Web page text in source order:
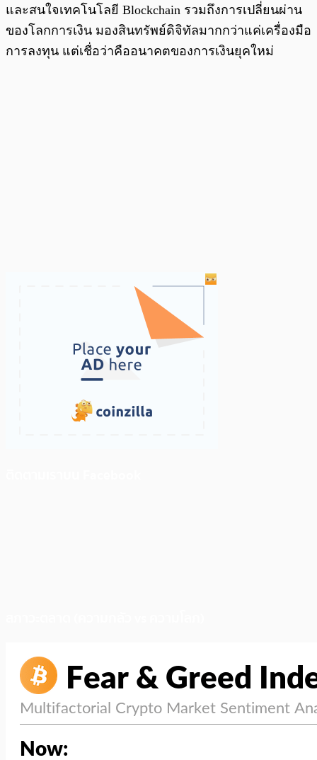
และสนใจเทคโนโลยี Blockchain รวมถึงการเปลี่ยนผ่าน
ของโลกการเงิน มองสินทรัพย์ดิจิทัลมากกว่าแค่เครื่องมือ
การลงทุน แต่เชื่อว่าคืออนาคตของการเงินยุคใหม่